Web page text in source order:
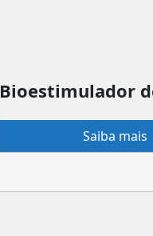
Bioestimulador
Saiba mais